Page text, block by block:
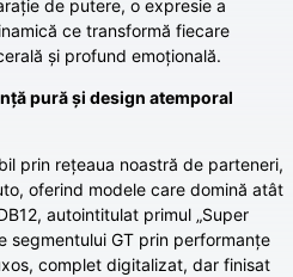
de putere, o expresie a
ce transformă fiecare
și profund emoțională.
pură și design atemporal
prin rețeaua noastră de parteneri,
oferind modele care domină atât
autointitulat primul „Super
segmentului GT prin performanțe
complet digitalizat, dar finisat